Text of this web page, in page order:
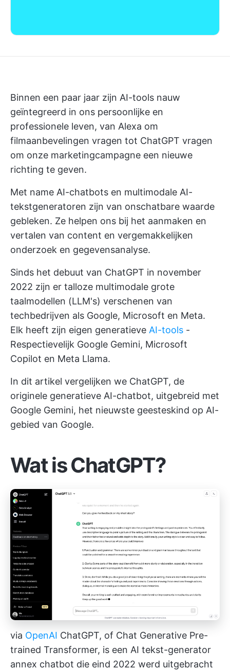
Binnen een paar jaar zijn AI-tools nauw
geïntegreerd in ons persoonlijke en
professionele leven, van Alexa om
filmaanbevelingen vragen tot ChatGPT vragen
om onze marketingcampagne een nieuwe
richting te geven.
Met name AI-chatbots en multimodale AI-
tekstgeneratoren zijn van onschatbare waarde
gebleken. Ze helpen ons bij het aanmaken en
vertalen van content en vergemakkelijken
onderzoek en gegevensanalyse.
Sinds het debuut van ChatGPT in november
2022 zijn er talloze multimodale grote
taalmodellen (LLM's) verschenen van
techbedrijven als Google, Microsoft en Meta.
Elk heeft zijn eigen generatieve AI-tools -
Respectievelijk Google Gemini, Microsoft
Copilot en Meta Llama.
In dit artikel vergelijken we ChatGPT, de
originele generatieve AI-chatbot, uitgebreid met
Google Gemini, het nieuwste geesteskind op AI-
gebied van Google.
Wat is ChatGPT?
via OpenAI ChatGPT, of Chat Generative Pre-
trained Transformer, is een AI tekst-generator
annex chatbot die eind 2022 werd uitgebracht